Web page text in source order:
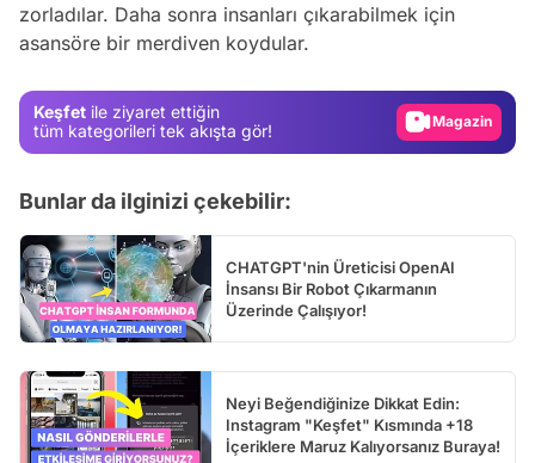
zorladılar. Daha sonra insanları çıkarabilmek için
asansöre bir merdiven koydular.
Keşfet ile ziyaret ettiğin
tüm kategorileri tek akışta gör!
Video
Bunlar da ilginizi çekebilir:
CHATGPT'nin Üreticisi OpenAI
İnsansı Bir Robot Çıkarmanın
Üzerinde Çalışıyor!
Neyi Beğendiğinize Dikkat Edin:
Instagram "Keşfet" Kısmında +18
İçeriklere Maruz Kalıyorsanız Buraya!